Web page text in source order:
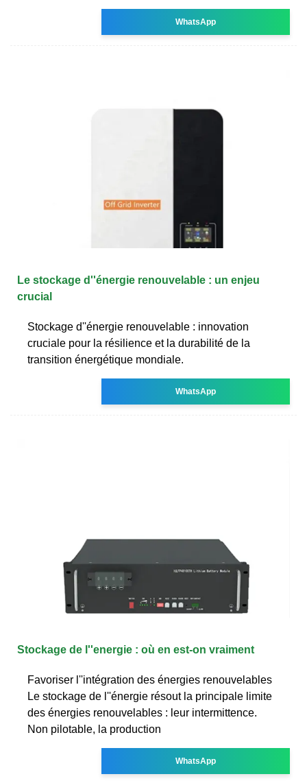
WhatsApp
Le stockage d''énergie renouvelable : un enjeu
crucial
Stockage d''énergie renouvelable : innovation
cruciale pour la résilience et la durabilité de la
transition énergétique mondiale.
WhatsApp
Stockage de l''energie : où en est-on vraiment
Favoriser l''intégration des énergies renouvelables
Le stockage de l''énergie résout la principale limite
des énergies renouvelables : leur intermittence.
Non pilotable, la production
WhatsApp